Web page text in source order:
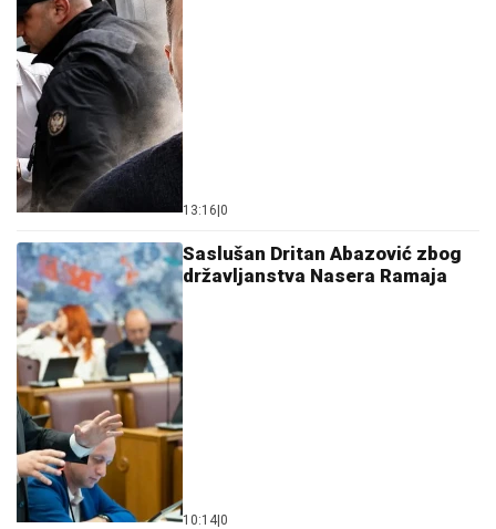
13:16|0
Saslušan Dritan Abazović zbog
državljanstva Nasera Ramaja
10:14|0